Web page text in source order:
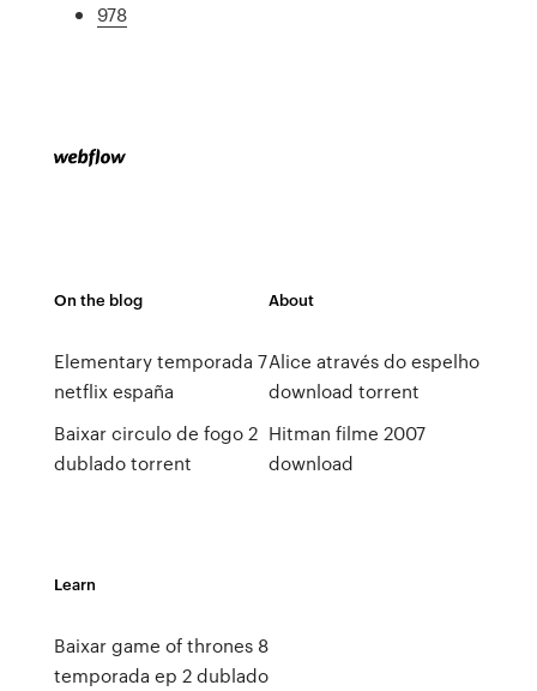
978
On the blog
Elementary temporada 7
netflix españa
Baixar circulo de fogo 2
dublado torrent
About
Alice através do espelho
download torrent
Hitman filme 2007
download
Learn
Baixar game of thrones 8
temporada ep 2 dublado